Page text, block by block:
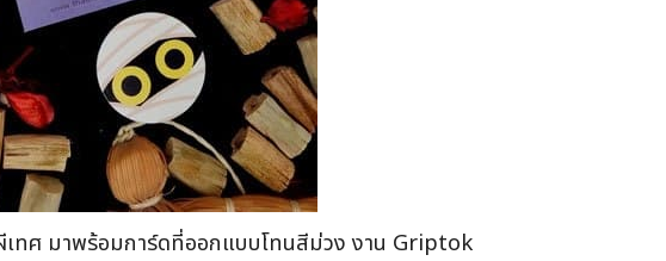
ทศ มาพร้อมการ์ดที่ออกแบบโทนสีม่วง งาน Griptok